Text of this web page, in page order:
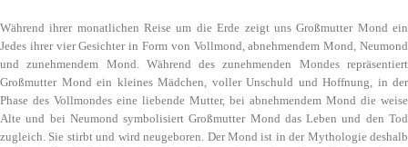
Während ihrer monatlichen Reise um die Erde zeigt uns Großmutter Mond ein
Jedes ihrer vier Gesichter in Form von Vollmond, abnehmendem Mond, Neumond
und zunehmendem Mond. Während des zunehmenden Mondes repräsentiert
Großmutter Mond ein kleines Mädchen, voller Unschuld und Hoffnung, in der
Phase des Vollmondes eine liebende Mutter, bei abnehmendem Mond die weise
Alte und bei Neumond symbolisiert Großmutter Mond das Leben und den Tod
zugleich. Sie stirbt und wird neugeboren. Der Mond ist in der Mythologie deshalb